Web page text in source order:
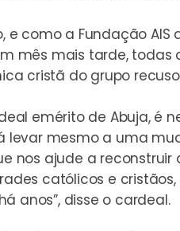
e como a Fundação
mês mais tarde, todas
cristã do grupo
emérito de Abuja, é
levar mesmo a uma
nos ajude a reconstruir
católicos e
anos”, disse o cardeal.